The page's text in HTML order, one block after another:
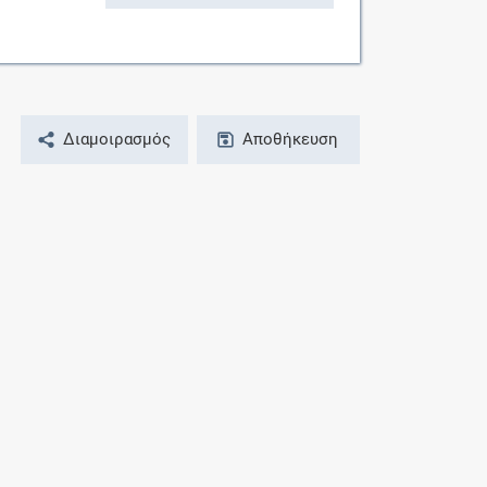
Διαμοιρασμός Αποθήκευση